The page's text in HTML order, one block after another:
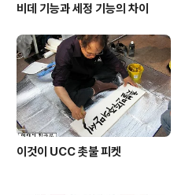
비데 기능과 세정 기능의 차이
이것이 UCC 촛불 피켓